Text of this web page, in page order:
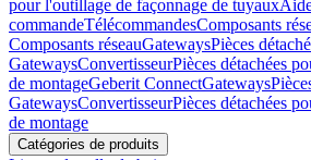
pour l'outillage de façonnage de tuyaux
commandeTélécommandesComposants
Composants réseauGatewaysPièces
GatewaysConvertisseurPièces détachées
de montageGeberit ConnectGateways
GatewaysConvertisseurPièces détachées
de montage
Catégories de produits